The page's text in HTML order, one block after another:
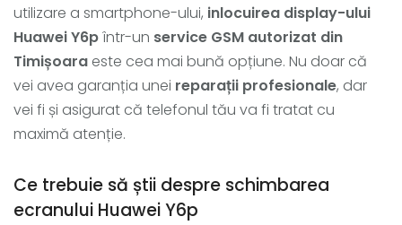
utilizare a smartphone-ului, inlocuirea display-ului
Huawei Y6pîntr-un service GSM autorizat din
Timișoara este cea mai bună opțiune. Nu doar că
vei avea garanția unei reparații profesionale, dar
vei fi și asigurat că telefonul tău va fi tratat cu
maximă atenție.
Ce trebuie să știi despre schimbarea
ecranului Huawei Y6p